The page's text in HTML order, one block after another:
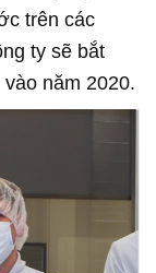
trên các
ty sẽ bắt
năm 2020.